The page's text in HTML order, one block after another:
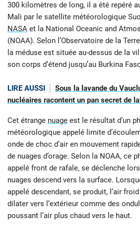
300 kilomètres de long, il a été repéré
Mali par le satellite météorologique
NASA et la National Oceanic and
(NOAA). Selon l’Observatoire de la
la méduse est située au-dessus de la
son corps d’étend jusqu’au Burkina
LIRE AUSSI
Sous la lavande du
nucléaires racontent un pan secret de
Cet étrange nuage est le résultat d’un
météorologique appelé limite
onde de choc d’air en mouvement
de nuages d’orage. Selon la NOAA, ce
appelé front de rafale, se déclenche
nuages descend vers la surface.
appelé descendant, se produit, l’air
dilater vers l’extérieur comme des
poussant l’air plus chaud vers le haut.